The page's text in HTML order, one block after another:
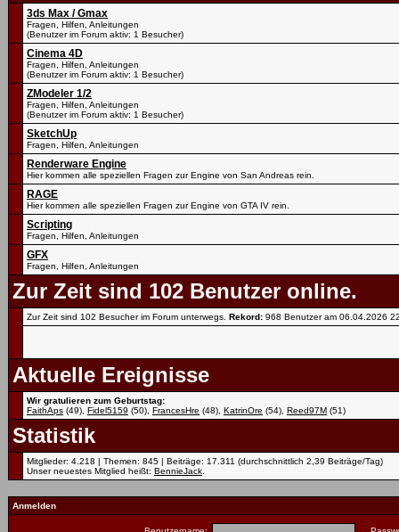
3ds Max / Gmax
Fragen, Hilfen, Anleitungen
(Benutzer im Forum aktiv: 1 Besucher)
Cinema 4D
Fragen, Hilfen, Anleitungen
(Benutzer im Forum aktiv: 1 Besucher)
ZModeler 1/2
Fragen, Hilfen, Anleitungen
(Benutzer im Forum aktiv: 1 Besucher)
SketchUp
Fragen, Hilfen, Anleitungen
Renderware Engine
Hier kommen alle speziellen Fragen zur Engine von San Andreas rein.
RAGE
Hier kommen alle speziellen Fragen zur Engine von GTA IV rein.
Scripting
Fragen, Hilfen, Anleitungen
GFX
Fragen, Hilfen, Anleitungen
Zur Zeit sind 102 Benutzer online.
Zur Zeit sind 102 Besucher im Forum unterwegs. Rekord: 968 Benutzer am 06.04.2026
Aktuelle Ereignisse
Wir gratulieren zum Geburtstag:
FaithAps (49), Fidel5159 (50), FrancesHre (48), KatrinOre (54), Reed97M (51)
Statistik
Mitglieder: 4.218 | Themen: 845 | Beiträge: 17.311 (durchschnittlich 2,39 Beiträge/Tag)
Unser neuestes Mitglied heißt: BennieJack
Anmelden